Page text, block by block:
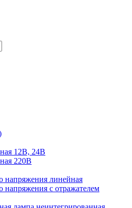
12В, 24В
220В
напряжения линейная
напряжения с отражателем